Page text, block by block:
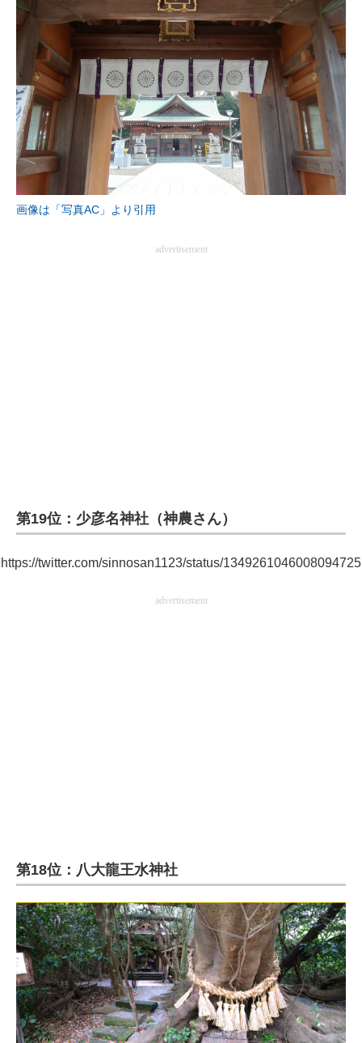
進化するPCとデバイスの未来
好きが集まる 比べて選べる
ビジネスと働き方のヒント
AI活用のいまが分かる
企業ITのトレンドを詳説
経営リーダーのコミュニティ
建設×テクノロジーの最前線
ちょっと気になるネットの話題
画像は「写真AC」より引用
advertisement
第19位：少彦名神社（神農さん）
https://twitter.com/sinnosan1123/status/1349261046008094725
advertisement
第18位：八大龍王水神社